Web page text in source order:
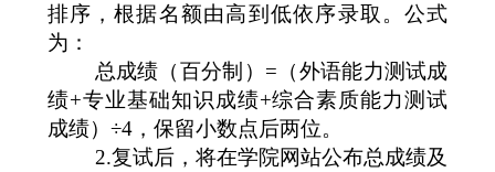
排序，根据名额由高到低依序录取。公式
为：
总成绩（百分制） = （外语能力测试成
绩+专业基础知识成绩+综合素质能力测试
成绩）÷4，保留小数点后两位。
2.复试后，将在学院网站公布总成绩及